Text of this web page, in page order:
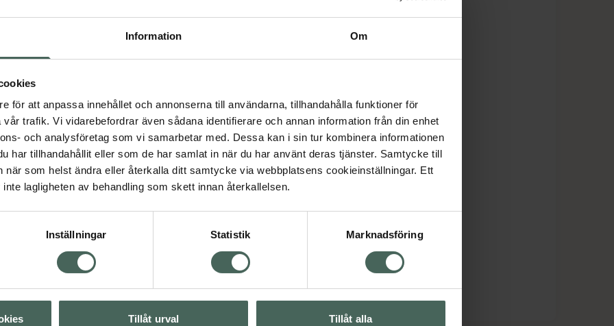
Information Om
för att anpassa innehållet och annonserna till användarna, tillhandahålla funktioner för
trafik. Vi vidarebefordrar även sådana identifierare och annan information från din enhet
och analysföretag som vi samarbetar med. Dessa kan i sin tur kombinera informationen
har tillhandahållit eller som de har samlat in när du har använt deras tjänster. Samtycke till
när som helst ändra eller återkalla ditt samtycke via webbplatsens cookieinställningar. Ett
lagligheten av behandling som skett innan återkallelsen.
Inställningar Statistik Marknadsföring
Tillåt urval Tillåt alla
som endast vill ha en
jämnt över håret
är inte nödvändigt att
dödar både löss
och dess ägg.
Visa